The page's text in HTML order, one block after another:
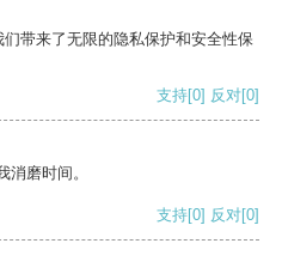
带来了无限的隐私保护和安全性保
支持[0] 反对[0]
磨时间。
支持[0] 反对[0]